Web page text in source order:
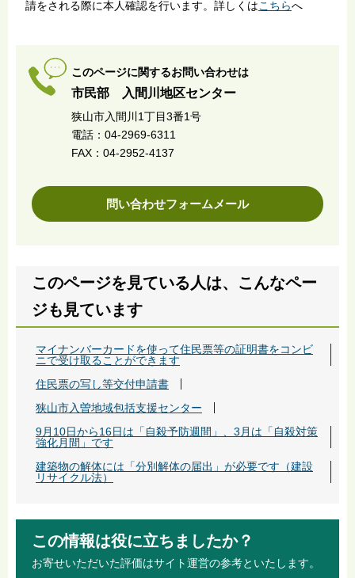
請をされる際に本人確認を行います。詳しくはこちらへ
このページに関するお問い合わせは
市民部 入間川地区センター
狭山市入間川1丁目3番1号
電話：04-2969-6311
FAX：04-2952-4137
問い合わせフォームメール
このページを見ている人は、こんなペー
ジも見ています
マイナンバーカードを使って住民票等の証明書をコンビ
ニで受け取ることができます
住民票の写し等交付申請書
狭山市入曽地域包括支援センター
9月10日から16日は「自殺予防週間」、3月は「自殺対策
強化月間」です
建築物の解体には「分別解体の届出」が必要です（建設
リサイクル法）
この情報は役に立ちましたか？
お寄せいただいた評価はサイト運営の参考といたします。